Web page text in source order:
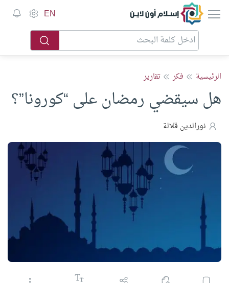
إسلام أون لاين EN
الرئيسية فكر تقارير
هل سيقضي رمضان على “كورونا”؟
نورالدين قلالة